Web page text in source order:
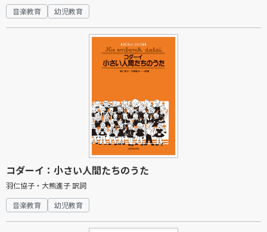
音楽教育
幼児教育
コダーイ：小さい人間たちのうた
羽仁協子・大熊進子 訳詞
音楽教育
幼児教育